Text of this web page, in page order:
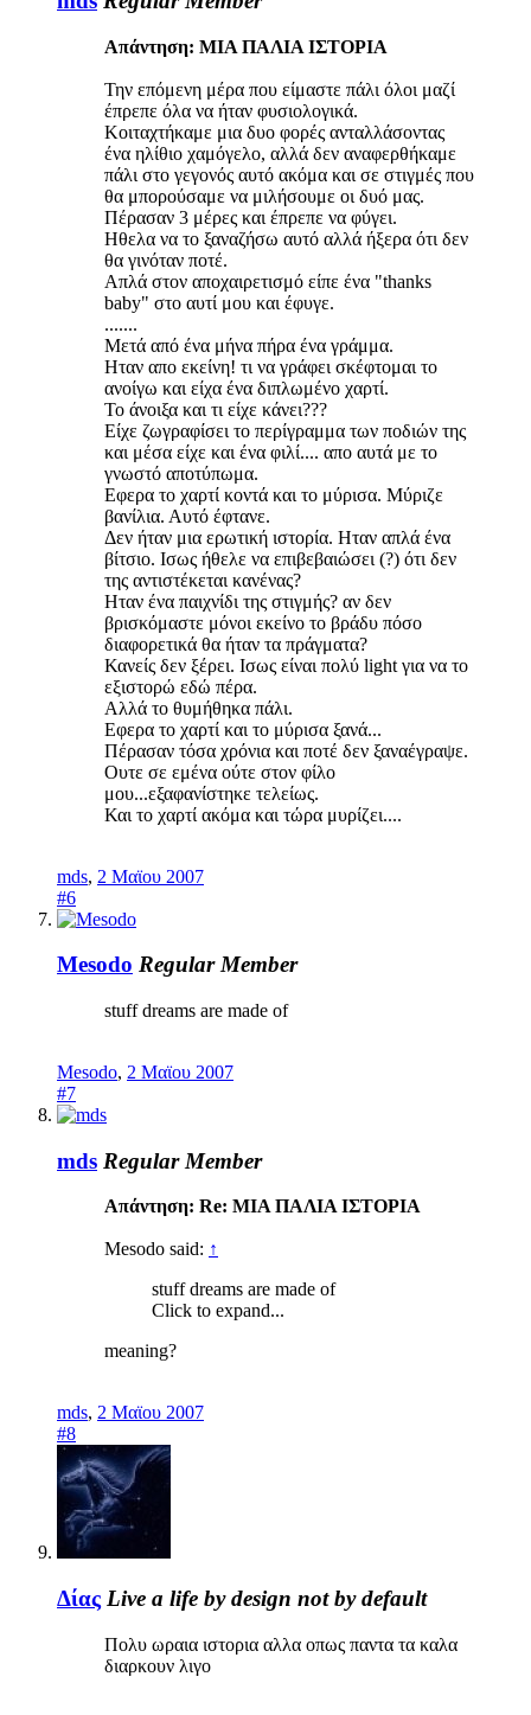
Απάντηση: ΜΙΑ ΠΑΛΙΑ ΙΣΤΟΡΙΑ
Την επόμενη μέρα που είμαστε πάλι όλοι μαζί
έπρεπε όλα να ήταν φυσιολογικά.
Κοιταχτήκαμε μια δυο φορές ανταλλάσοντας
ένα ηλίθιο χαμόγελο, αλλά δεν αναφερθήκαμε
πάλι στο γεγονός αυτό ακόμα και σε στιγμές που
θα μπορούσαμε να μιλήσουμε οι δυό μας.
Πέρασαν 3 μέρες και έπρεπε να φύγει.
Ηθελα να το ξαναζήσω αυτό αλλά ήξερα ότι δεν
θα γινόταν ποτέ.
Απλά στον αποχαιρετισμό είπε ένα "thanks
baby" στο αυτί μου και έφυγε.
.......
Μετά από ένα μήνα πήρα ένα γράμμα.
Ηταν απο εκείνη! τι να γράφει σκέφτομαι το
ανοίγω και είχα ένα διπλωμένο χαρτί.
Το άνοιξα και τι είχε κάνει???
Είχε ζωγραφίσει το περίγραμμα των ποδιών της
και μέσα είχε και ένα φιλί.... απο αυτά με το
γνωστό αποτύπωμα.
Εφερα το χαρτί κοντά και το μύρισα. Μύριζε
βανίλια. Αυτό έφτανε.
Δεν ήταν μια ερωτική ιστορία. Ηταν απλά ένα
βίτσιο. Ισως ήθελε να επιβεβαιώσει (?) ότι δεν
της αντιστέκεται κανένας?
Ηταν ένα παιχνίδι της στιγμής? αν δεν
βρισκόμαστε μόνοι εκείνο το βράδυ πόσο
διαφορετικά θα ήταν τα πράγματα?
Κανείς δεν ξέρει. Ισως είναι πολύ light για να το
εξιστορώ εδώ πέρα.
Αλλά το θυμήθηκα πάλι.
Εφερα το χαρτί και το μύρισα ξανά...
Πέρασαν τόσα χρόνια και ποτέ δεν ξαναέγραψε.
Ουτε σε εμένα ούτε στον φίλο
μου...εξαφανίστηκε τελείως.
Και το χαρτί ακόμα και τώρα μυρίζει....
mds, 2 Μαϊου 2007
#6
Mesodo Regular Member
stuff dreams are made of
Mesodo, 2 Μαϊου 2007
#7
mds Regular Member
Απάντηση: Re: ΜΙΑ ΠΑΛΙΑ ΙΣΤΟΡΙΑ
Mesodo said: ↑
stuff dreams are made of
Click to expand...
meaning?
mds, 2 Μαϊου 2007
#8
Δίας Live a life by design not by default
Πολυ ωραια ιστορια αλλα οπως παντα τα καλα
διαρκουν λιγο